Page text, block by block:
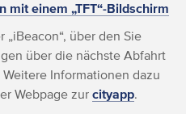
mit einem „TFT“-Bildschirm
über den Sie
über die nächste Abfahrt
Informationen dazu
Webpage zur cityapp.